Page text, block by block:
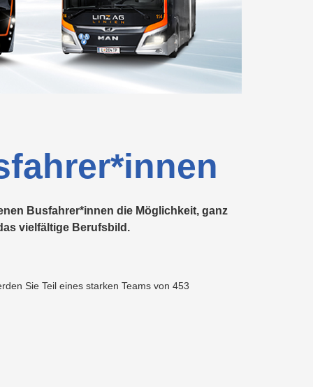
Recycling
Abfallberatung
Abfallvermeidung
Preise
Wartung
und
Überprüfung
der
Gasanlage
Aktionen
&
Förderungen
Energieberatung
Planauskunft
Ansprechpersonen
Förderungen
Ansprechpersonen
Beratung
Abfalltrennung
&
Recycling
Preise
&
Tarife
für
Wohnbauträger
Ladetarife
Busfahrer*innen die Möglichkeit, ganz
vielfältige Berufsbild.
Sie Teil eines starken Teams von 453